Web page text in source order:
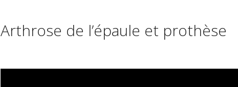
Arthrose de l’épaule et prothèse